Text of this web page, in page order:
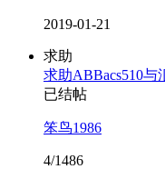
2019-01-21
求助
求助ABBacs510与
已结帖
笨鸟1986
4/1486